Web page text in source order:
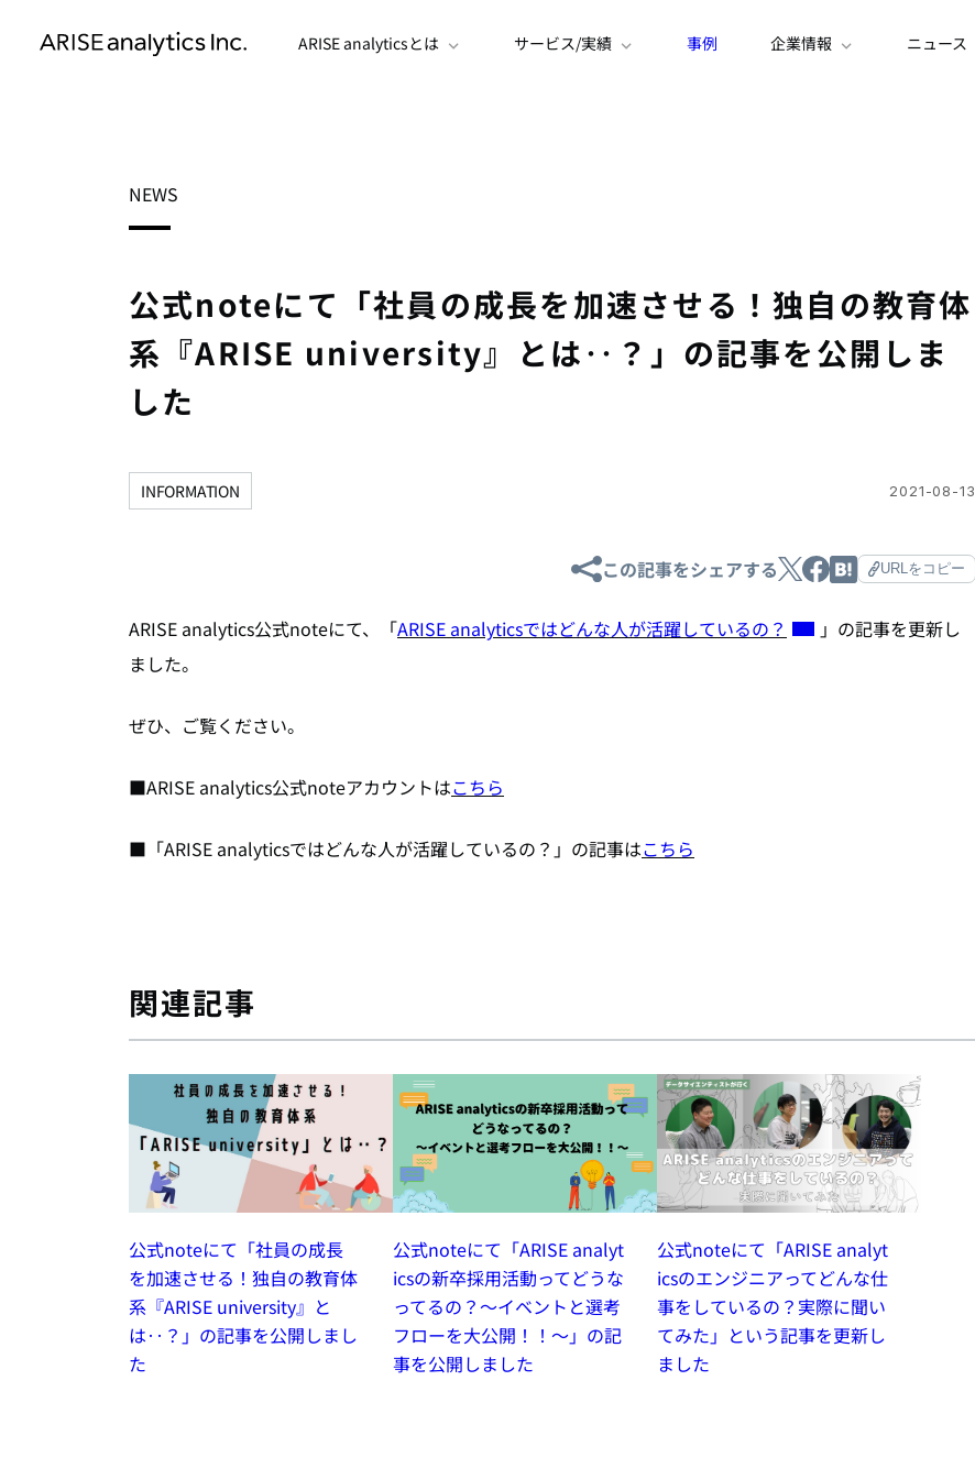
ARISE analyticsとは サービス/実績 事例 企業情報 ニュース
NEWS
公式noteにて「社員の成長を加速させる！独自の教育体
系『ARISE university』とは‥？」の記事を公開しま
した
INFORMATION 2021-08-13
この記事をシェアする URLをコピー
ARISE analytics公式noteにて、「ARISE analyticsではどんな人が活躍しているの？
」の記事を更新し
ました。
ぜひ、ご覧ください。
■ARISE analytics公式noteアカウントはこちら
■「ARISE analyticsではどんな人が活躍しているの？」の記事はこちら
関連記事
公式noteにて「社員の成長
を加速させる！独自の教育体
系『ARISE university』と
は‥？」の記事を公開しまし
た
公式noteにて「ARISE analyt
icsの新卒採用活動ってどうな
ってるの？～イベントと選考
フローを大公開！！〜」の記
事を公開しました
公式noteにて「ARISE analyt
icsのエンジニアってどんな仕
事をしているの？実際に聞い
てみた」という記事を更新し
ました